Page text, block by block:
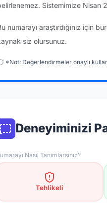
Sistemimize Nisan
numarayı araştırdığınız için
siz olursunuz.
*Not: Değerlendirmeler onaylı
Deneyiminizi
Nasıl Tanımlarsınız?
Tehlikeli